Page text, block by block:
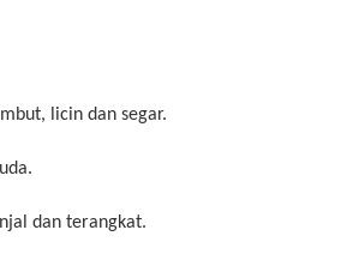
licin dan segar.
dan terangkat.